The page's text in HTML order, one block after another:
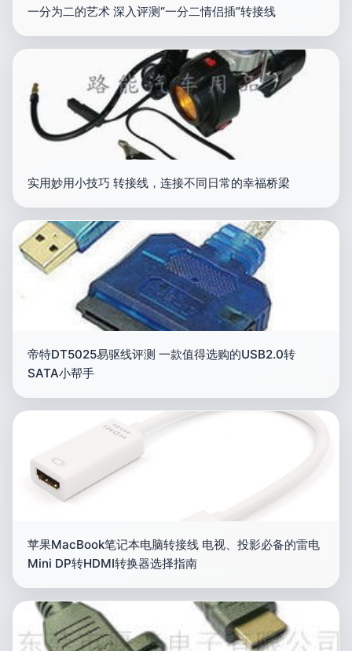
一分为二的艺术 深入评测“一分二情侣插”转接线
实用妙用小技巧 转接线，连接不同日常的幸福桥梁
帝特DT5025易驱线评测 一款值得选购的USB2.0转
SATA小帮手
苹果MacBook笔记本电脑转接线 电视、投影必备的雷电
Mini DP转HDMI转换器选择指南